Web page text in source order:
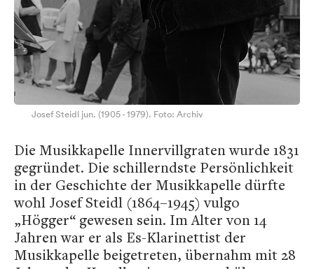
Josef Steidl jun. (1905 - 1979). Foto: Archiv
Die Musikkapelle Innervillgraten wurde 1831
gegründet. Die schillerndste Persönlichkeit
in der Geschichte der Musikkapelle dürfte
wohl Josef Steidl (1864–1945) vulgo
„Högger“ gewesen sein. Im Alter von 14
Jahren war er als Es-Klarinettist der
Musikkapelle beigetreten, übernahm mit 28